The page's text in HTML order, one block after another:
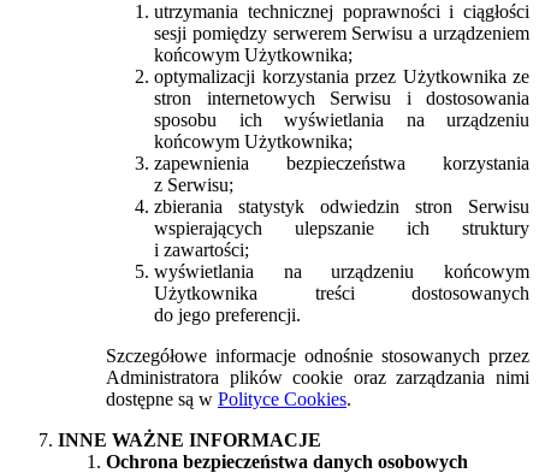
utrzymania technicznej poprawności i ciągłości
sesji pomiędzy serwerem Serwisu a urządzeniem
końcowym Użytkownika;
optymalizacji korzystania przez Użytkownika ze
stron internetowych Serwisu i dostosowania
sposobu ich wyświetlania na urządzeniu
końcowym Użytkownika;
zapewnienia bezpieczeństwa korzystania
z Serwisu;
zbierania statystyk odwiedzin stron Serwisu
wspierających ulepszanie ich struktury
i zawartości;
wyświetlania na urządzeniu końcowym
Użytkownika treści dostosowanych
do jego preferencji.
Szczegółowe informacje odnośnie stosowanych przez
Administratora plików cookie oraz zarządzania nimi
dostępne są w Polityce Cookies.
INNE WAŻNE INFORMACJE
Ochrona bezpieczeństwa danych osobowych